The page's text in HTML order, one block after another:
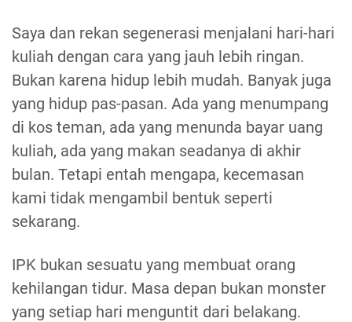
Saya dan rekan segenerasi menjalani hari-hari
kuliah dengan cara yang jauh lebih ringan.
Bukan karena hidup lebih mudah. Banyak juga
yang hidup pas-pasan. Ada yang menumpang
di kos teman, ada yang menunda bayar uang
kuliah, ada yang makan seadanya di akhir
bulan. Tetapi entah mengapa, kecemasan
kami tidak mengambil bentuk seperti
sekarang.
IPK bukan sesuatu yang membuat orang
kehilangan tidur. Masa depan bukan monster
yang setiap hari menguntit dari belakang.